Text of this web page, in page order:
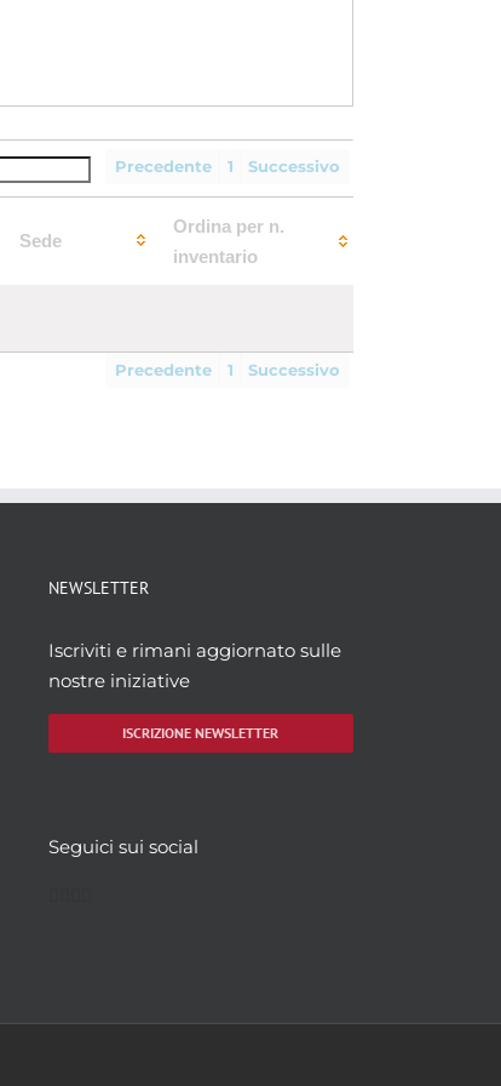
Precedente 1 Successivo
Sede
Ordina per n.
inventario
Precedente 1 Successivo
NEWSLETTER
Iscriviti e rimani aggiornato sulle
nostre iniziative
ISCRIZIONE NEWSLETTER
Seguici sui social